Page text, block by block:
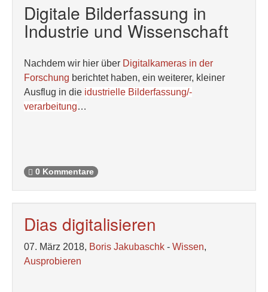
Digitale Bilderfassung in
Industrie und Wissenschaft
Nachdem wir hier über Digitalkameras in der
Forschung berichtet haben, ein weiterer, kleiner
Ausflug in die idustrielle Bilderfassung/-
verarbeitung…
0 Kommentare
Dias digitalisieren
07. März 2018, Boris Jakubaschk - Wissen,
Ausprobieren